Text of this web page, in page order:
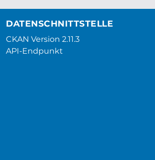
DATENSCHNITTSTELLE
CKAN Version 2.11.3
API-Endpunkt